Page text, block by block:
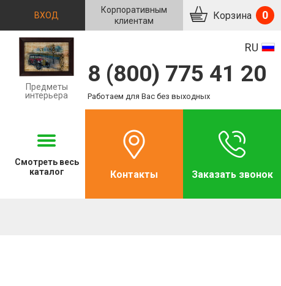
ВХОД
Корпоративным
клиентам
Корзина 0
Предметы
интерьера
Смотреть весь
каталог
RU
8 (800) 775 41 20
Работаем для Вас без выходных
Контакты Заказать звонок